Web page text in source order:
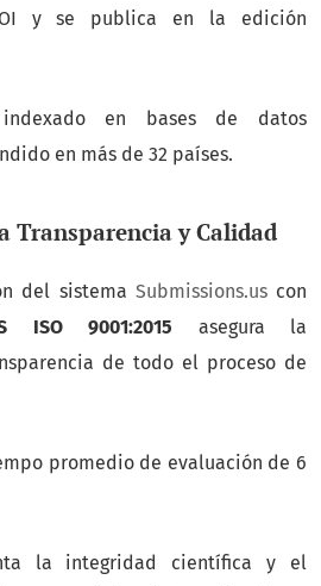
y se publica en la edición
en bases de datos
en más de 32 países.
Transparencia y Calidad
del sistema Submissions.uscon
ISO 9001:2015 asegura la
de todo el proceso de
promedio de evaluación de 6
la integridad científica y el